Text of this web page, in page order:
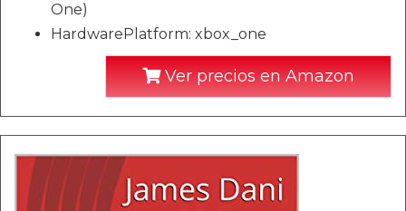
One)
HardwarePlatform: xbox_one
Ver precios en Amazon